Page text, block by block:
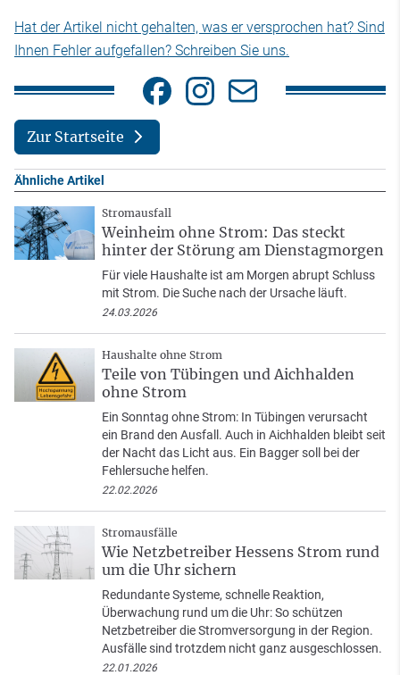
Hat der Artikel nicht gehalten, was er versprochen hat? Sind
Ihnen Fehler aufgefallen? Schreiben Sie uns.
Zur Startseite
Ähnliche Artikel
Stromausfall
Weinheim ohne Strom: Das steckt
hinter der Störung am Dienstagmorgen
Für viele Haushalte ist am Morgen abrupt Schluss
mit Strom. Die Suche nach der Ursache läuft.
24.03.2026
Haushalte ohne Strom
Teile von Tübingen und Aichhalden
ohne Strom
Ein Sonntag ohne Strom: In Tübingen verursacht
ein Brand den Ausfall. Auch in Aichhalden bleibt seit
der Nacht das Licht aus. Ein Bagger soll bei der
Fehlersuche helfen.
22.02.2026
Stromausfälle
Wie Netzbetreiber Hessens Strom rund
um die Uhr sichern
Redundante Systeme, schnelle Reaktion,
Überwachung rund um die Uhr: So schützen
Netzbetreiber die Stromversorgung in der Region.
Ausfälle sind trotzdem nicht ganz ausgeschlossen.
22.01.2026